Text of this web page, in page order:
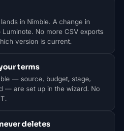
in Nimble. A change in
No more CSV exports
version is current.
terms
— source, budget, stage,
— are set up in the wizard. No
deletes